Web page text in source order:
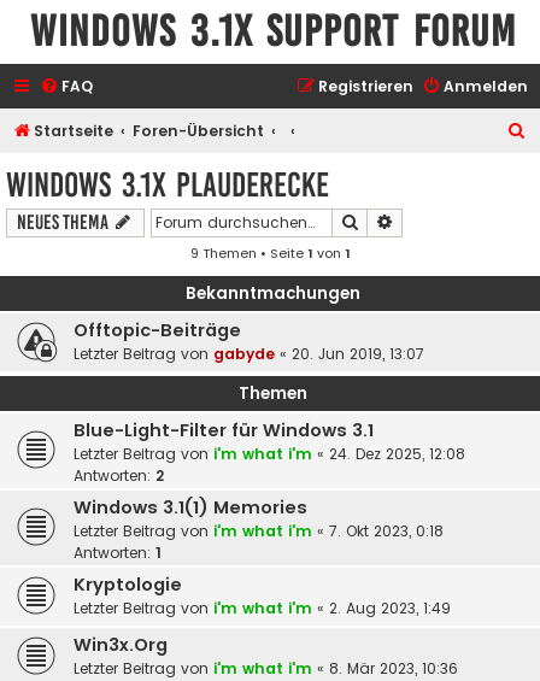
Windows 3.1x Support Forum
FAQ Anmelden
Registrieren
Startseite Foren-Übersicht
Windows 3.1x Plauderecke
Neues Thema Suche
9 Themen • Seite1 von 1
Bekanntmachungen
Offtopic-Beiträge
Letzter Beitrag von gabyde « 20. Jun 2019, 13:07
Themen
Blue-Light-Filter für Windows 3.1
Letzter Beitrag von i'm what i'm « 24. Dez 2025, 12:08
Antworten: 2
Windows 3.1(1) Memories
Letzter Beitrag von i'm what i'm « 7. Okt 2023, 0:18
Antworten: 1
Kryptologie
Letzter Beitrag von i'm what i'm « 2. Aug 2023, 1:49
Win3x.Org
Letzter Beitrag von i'm what i'm « 8. Mär 2023, 10:36